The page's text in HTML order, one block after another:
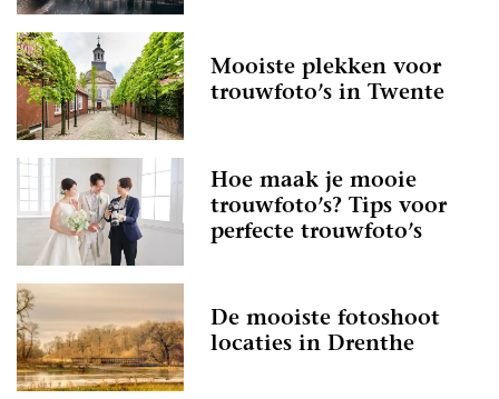
Mooiste plekken voor
trouwfoto’s in Twente
Hoe maak je mooie
trouwfoto’s? Tips voor
perfecte trouwfoto’s
De mooiste fotoshoot
locaties in Drenthe